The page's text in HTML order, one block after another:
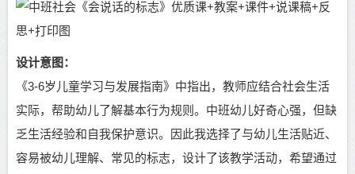
设计意图 ：
《3-6岁儿童学习与发展指南》中指出，教师应结合社会生活
实际，帮助幼儿了解基本行为规则。中班幼儿好奇心强，但缺
乏生活经验和自我保护意识。因此我选择了与幼儿生活贴近、
容易被幼儿理解、常见的标志，设计了该教学活动，希望通过